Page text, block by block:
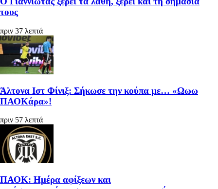
τους
πριν 37 λεπτά
Άλτονα Ιστ Φίνιξ: Σήκωσε την κούπα με… «Ωωω
ΠΑΟΚάρα»!
πριν 57 λεπτά
ΠΑΟΚ: Ημέρα αφίξεων και